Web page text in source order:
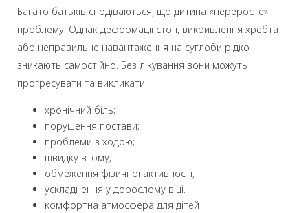
Багато батьків сподіваються, що дитина «переросте»
проблему. Однак деформації стоп, викривлення хребта
або неправильне навантаження на суглоби рідко
зникають самостійно. Без лікування вони можуть
прогресувати та викликати:
хронічний біль;
порушення постави;
проблеми з ходою;
швидку втому;
обмеження фізичної активності;
ускладнення у дорослому віці.
комфортна атмосфера для дітей